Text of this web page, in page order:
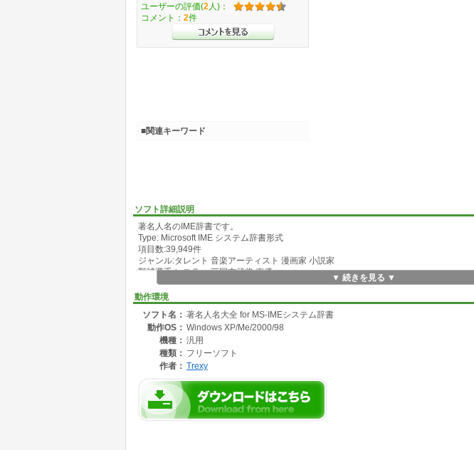
ソフト詳細説明
著名人名のIME辞書です。
Type: Microsoft IME システム辞書形式
項目数:39,949件
ジャンル:タレント 音楽アーティスト 漫画家 小説家
野球選手 レスラー 三国志武将 声優
▼ 続きを見る ▼
動作環境
ソフト名： 著名人名大全 for MS-IMEシステム辞書
動作OS： Windows XP/Me/2000/98
機種： 汎用
種類： フリーソフト
作者： Trexy
ユーザーの評価(2 人)：
コメント： 2件
■関連キーワード